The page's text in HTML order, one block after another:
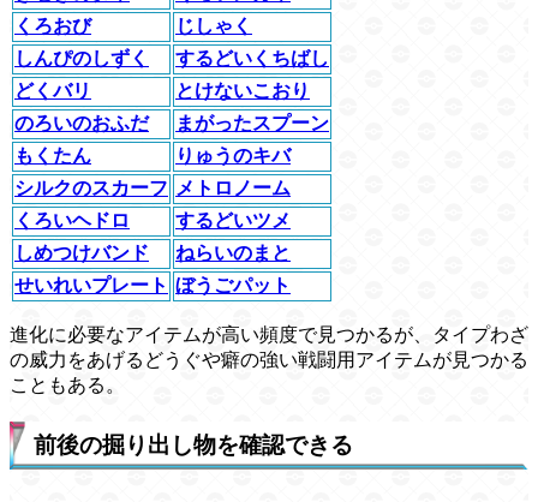
くろおび
じしゃく
しんぴのしずく
するどいくちばし
どくバリ
とけないこおり
のろいのおふだ
まがったスプーン
もくたん
りゅうのキバ
シルクのスカーフ メトロノーム
くろいヘドロ
するどいツメ
しめつけバンド
ねらいのまと
せいれいプレート ぼうごパット
進化に必要なアイテムが高い頻度で見つかるが、タイプわざ
の威力をあげるどうぐや癖の強い戦闘用アイテムが見つかる
こともある。
前後の掘り出し物を確認できる